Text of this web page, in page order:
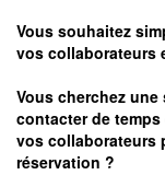
Vous souhaitez
vos collaborateurs
Vous cherchez
contacter de
vos collaborateurs
réservation ?